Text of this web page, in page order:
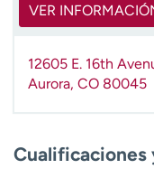
e
r
VER
12605 E. 16th
Aurora, CO 80045
Cualificaciones